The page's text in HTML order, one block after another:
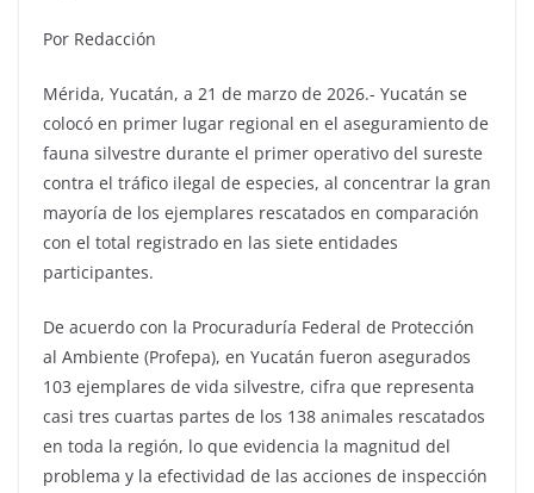
Por Redacción
Mérida, Yucatán, a 21 de marzo de 2026.- Yucatán se
colocó en primer lugar regional en el aseguramiento de
fauna silvestre durante el primer operativo del sureste
contra el tráfico ilegal de especies, al concentrar la gran
mayoría de los ejemplares rescatados en comparación
con el total registrado en las siete entidades
participantes.
De acuerdo con la Procuraduría Federal de Protección
al Ambiente (Profepa), en Yucatán fueron asegurados
103 ejemplares de vida silvestre, cifra que representa
casi tres cuartas partes de los 138 animales rescatados
en toda la región, lo que evidencia la magnitud del
problema y la efectividad de las acciones de inspección